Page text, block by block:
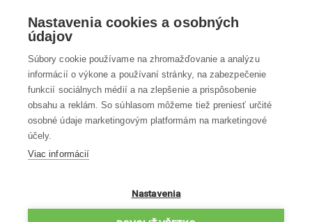
Predajne
Kontakt
Kontaktujte nás
info@robotworld.sk
02 / 205 103 00
Nastavenia cookies a osobných
údajov
Súbory cookie používame na zhromažďovanie a analýzu
informácií o výkone a používaní stránky, na zabezpečenie
funkcií sociálnych médií a na zlepšenie a prispôsobenie
obsahu a reklám. So súhlasom môžeme tiež preniesť určité
osobné údaje marketingovým platformám na marketingové
účely.
Viac informácií
Nastavenia